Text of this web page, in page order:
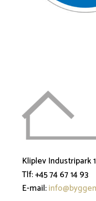
Kliplev Industripark
Tlf: +45 74 67 14 93
E-mail: